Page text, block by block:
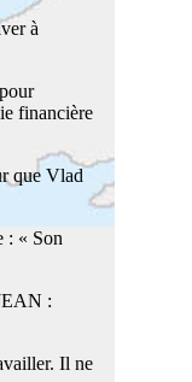
à
financière
que Vlad
: « Son
:
Il ne